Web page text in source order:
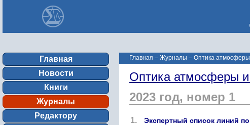
Главная
Новости
Книги
Журналы
Редактору
Главная – Журналы – Оптика
Оптика атмосферы и
2023 год, номер 1
1. Экспертный список линий